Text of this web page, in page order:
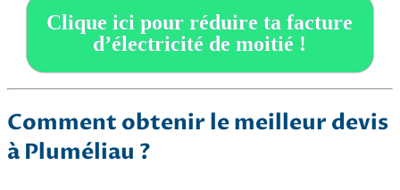
Clique ici pour réduire ta facture
d’électricité de moitié !
Comment obtenir le meilleur devis
à Pluméliau ?